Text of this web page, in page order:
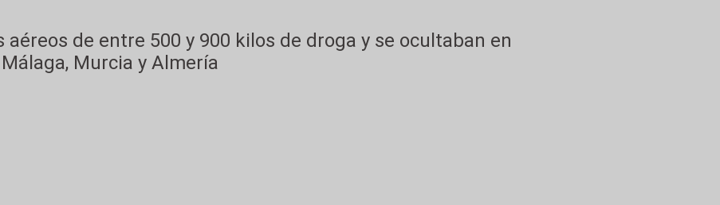
aéreos de entre 500 y 900 kilos de droga y se ocultaban en
Murcia y Almería